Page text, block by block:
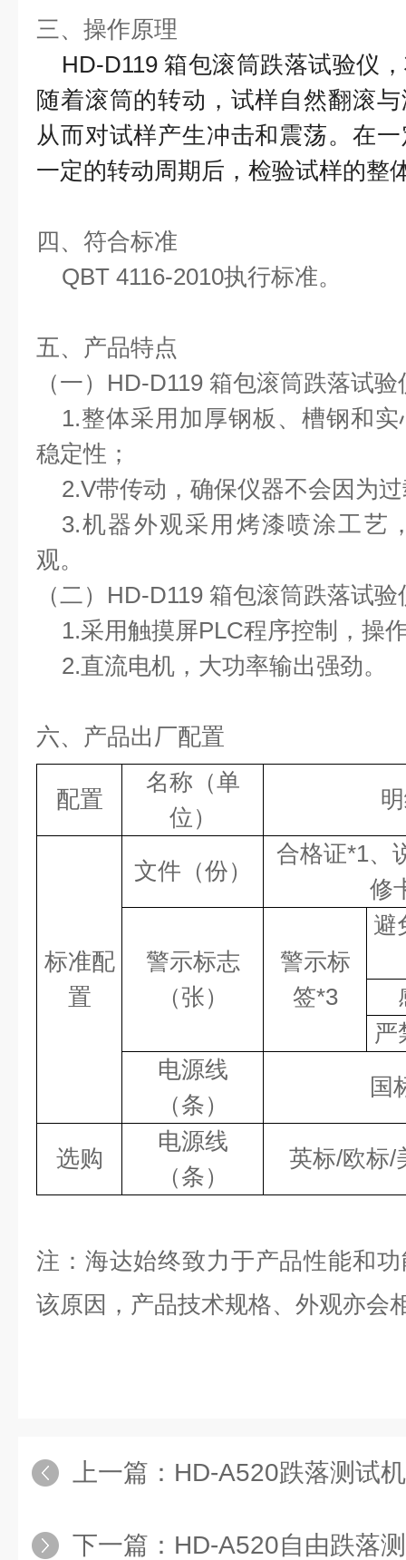
三、 操作原理
HD-D119 箱包滚筒跌落试验仪
随着滚筒的转动，试样自然翻滚
从而对试样产生冲击和震荡。在
一定的转动周期后，检验试样的整
四、符合标准
QBT 4116-2010执行标准。
五、产品特点
（一） HD-D119 箱包滚筒跌落试验
1.整体采用加厚钢板、槽钢和
稳定性 ；
2.V带传动，确保仪器不会因为
3.机器外观采用烤漆喷涂工艺
观。
（二） HD-D119 箱包滚筒跌落试
1.采用触摸屏PLC程序控制，操
2.直流电机，大功率输出强劲。
六、产品出厂配置
配置
名称 （单
位）
标准配
置
文件（份）
合格证*1、
修
警示标志
（张）
警示标
签*3
避
严
电源线
（条）
国
选购
电源线
（条）
英标/欧标/
注： 海达始终致力于产品性能和
该原因，产品技术规格、外观亦会
上一篇： HD-A520跌落测试
下一篇： HD-A520自由跌落